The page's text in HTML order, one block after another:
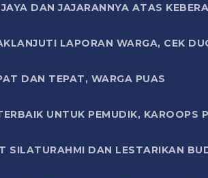
DAN JAJARANNYA ATAS
LAPORAN WARGA, CEK
DAN TEPAT, WARGA PUAS
UNTUK PEMUDIK, KAROOPS
SILATURAHMI DAN LESTARIKAN